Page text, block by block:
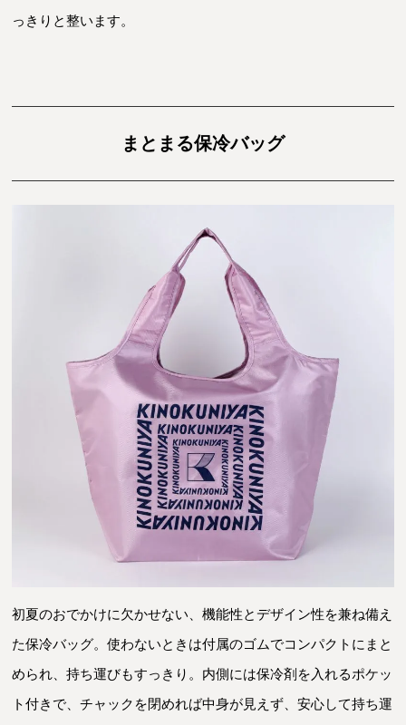
っきりと整います。
まとまる保冷バッグ
初夏のおでかけに欠かせない、機能性とデザイン性を兼ね備え
た保冷バッグ。使わないときは付属のゴムでコンパクトにまと
められ、持ち運びもすっきり。内側には保冷剤を入れるポケッ
ト付きで、チャックを閉めれば中身が見えず、安心して持ち運